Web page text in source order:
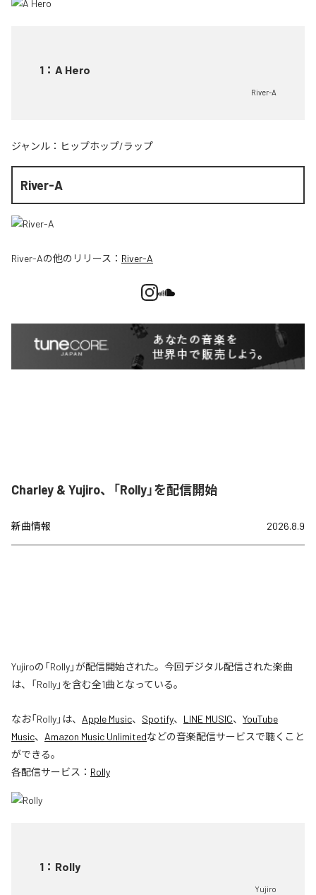
1 ： A Hero
River-A
ジャンル： ヒップホップ/ラップ
River-A
River-Aの他のリリース： River-A
Charley & Yujiro、「Rolly」を配信開始
新曲情報 2026.8.9
Yujiroの「Rolly」が配信開始された。今回デジタル配信された楽曲
は、「Rolly」を含む全1曲となっている。
なお「Rolly」は、 Apple Music、 Spotify、 LINE MUSIC、 YouTube
Music、 Amazon Music Unlimitedなどの音楽配信サービスで聴くこと
ができる。
各配信サービス： Rolly
1 ： Rolly
Yujiro